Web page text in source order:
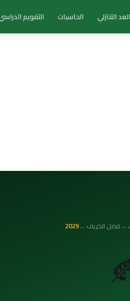
العد التنازلي الحاسبات التقويم
←فصل الخريف←
2029